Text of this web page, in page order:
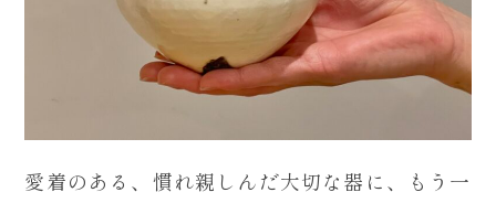
愛着のある、慣れ親しんだ大切な器に、もう一